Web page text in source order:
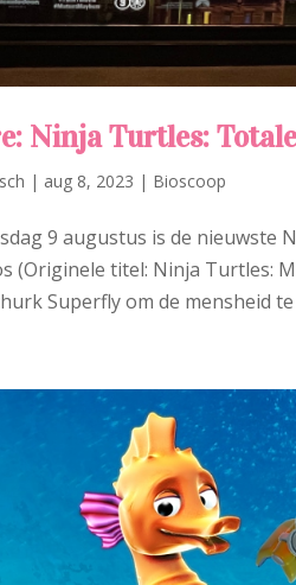
Ninja Turtles:
| aug 8, 2023 | Bioscoop
9 augustus is de nieuwste
(Originele titel: Ninja Turtles:
Superfly om de mensheid te